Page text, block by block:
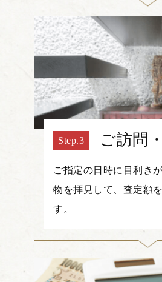
ご訪問
ご指定の日時に目利き
物を拝見して、査定額
す。